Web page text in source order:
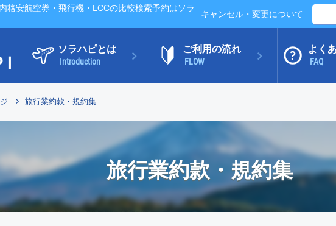
格安航空券・飛行機・LCCの比較検索予約はソラ
キャンセル・変更について
ソラハピとは
Introduction
ご利用の流れ
FLOW
よく
FAQ
旅行業約款・規約集
旅行業約款・規約集